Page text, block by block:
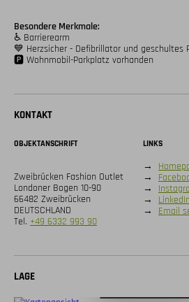
Besondere Merkmale:
♿️ Barrierearm
💙 Herzsicher - Defibrillator und geschultes
🅿️ Wohnmobil-Parkplatz vorhanden
KONTAKT
OBJEKTANSCHRIFT
Zweibrücken Fashion Outlet
Londoner Bogen 10-90
66482 Zweibrücken
DEUTSCHLAND
Tel. +49 6332 993 90
LINKS
→
→
→
→ LinkedIn
→ Email
LAGE